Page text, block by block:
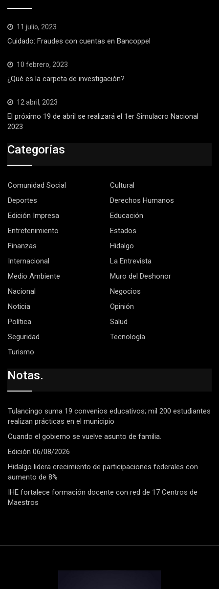
11 julio, 2023
Cuidado: Fraudes con cuentas en Bancoppel
10 febrero, 2023
¿Qué es la carpeta de investigación?
12 abril, 2023
El próximo 19 de abril se realizará el 1er Simulacro Nacional
2023
Categorías
Comunidad Social
Cultural
Deportes
Derechos Humanos
Edición Impresa
Educación
Entretenimiento
Estados
Finanzas
Hidalgo
Internacional
La Entrevista
Medio Ambiente
Muro del Deshonor
Nacional
Negocios
Noticia
Opinión
Política
Salud
Seguridad
Tecnología
Turismo
Notas.
Tulancingo suma 19 convenios educativos; mil 200 estudiantes
realizan prácticas en el municipio
Cuando el gobierno se vuelve asunto de familia.
Edición 06/08/2026
Hidalgo lidera crecimiento de participaciones federales con
aumento de 8%
IHE fortalece formación docente con red de 17 Centros de
Maestros